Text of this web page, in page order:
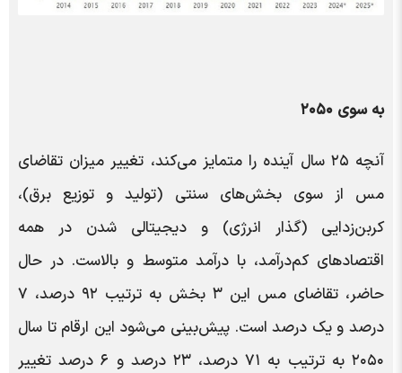
به سوی ۲۰۵۰
آنچه ۲۵ سال آینده را متمایز می‌کند، تغییر میزان تقاضای
مس از سوی بخش‌های سنتی (تولید و توزیع برق)،
کربن‌زدایی (گذار انرژی) و دیجیتالی شدن در همه
اقتصادهای کم‌درآمد، با درآمد متوسط و بالاست. در حال
حاضر، تقاضای مس این ۳ بخش به ترتیب ۹۲ درصد، ۷
درصد و یک درصد است. پیش‌بینی می‌شود این ارقام تا سال
۲۰۵۰ به ترتیب به ۷۱ درصد، ۲۳ درصد و ۶ درصد تغییر